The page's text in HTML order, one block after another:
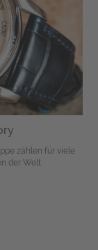
zählen für viele
der Welt.